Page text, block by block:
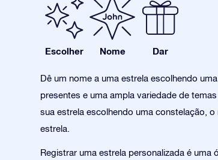
Escolher Nome Dar
Dê um nome a uma estrela escolhendo
presentes e uma ampla variedade de
sua estrela escolhendo uma constelação,
estrela.
Registrar uma estrela personalizada é uma